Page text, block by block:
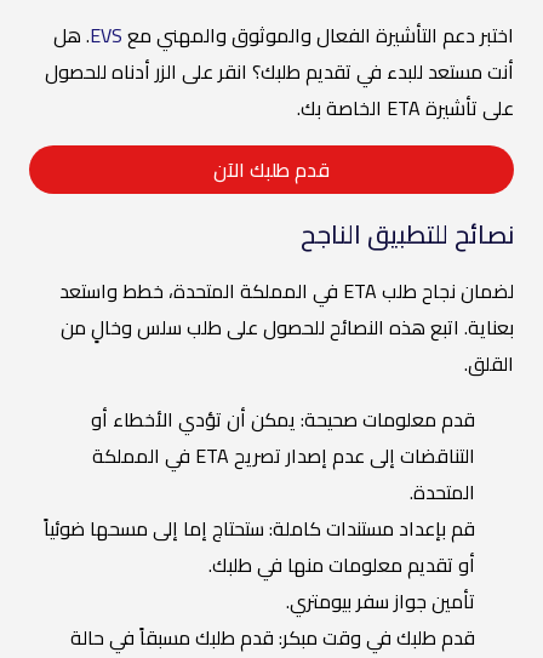
اختبر دعم التأشيرة الفعال والموثوق والمهني معEVS. هل
أنت مستعد للبدء في تقديم طلبك؟ انقر على الزر أدناه للحصول
على تأشيرة ETA الخاصة بك.
قدم طلبك الآن
نصائح للتطبيق الناجح
لضمان نجاح طلب ETA في المملكة المتحدة، خطط واستعد
بعناية. اتبع هذه النصائح للحصول على طلب سلس وخالٍ من
القلق.
قدم معلومات صحيحة: يمكن أن تؤدي الأخطاء أو
التناقضات إلى عدم إصدار تصريح ETA في المملكة
المتحدة.
قم بإعداد مستندات كاملة: ستحتاج إما إلى مسحها ضوئياً
أو تقديم معلومات منها في طلبك.
تأمين جواز سفر بيومتري.
قدم طلبك في وقت مبكر: قدم طلبك مسبقاً في حالة